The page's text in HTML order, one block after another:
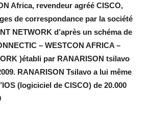
Africa, revendeur agréé CISCO,
de correspondance par la société
NETWORK d’après un schéma de
– WESTCON AFRICA –
)établi par RANARISON tsilavo
RANARISON Tsilavo a lui même
(logiciciel de CISCO) de 20.000